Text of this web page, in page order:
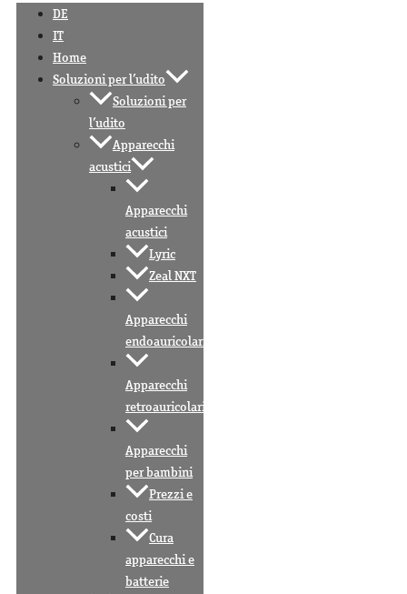
DE
IT
Home
Soluzioni per l’udito
Soluzioni per
l’udito
Apparecchi
acustici
Apparecchi
acustici
Lyric
Zeal NXT
Apparecchi
endoauricolari
Apparecchi
retroauricolari
Apparecchi
per bambini
Prezzi e
costi
Cura
apparecchi e
batterie